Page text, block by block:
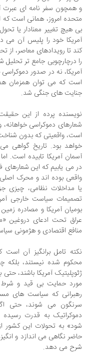
سفر نامه ای عبرت آمیز
هیچ تغییر معنادار یا تحول در
خود را پلیس آن می داند،
تا رویدادهای معاصر، از تحریم
درچارچوبی جامع تر تحلیل شود.
نه در صدور دموکراسی به
که می توان همزمان هم
های جنگی شد.
پرده از این حقیقت بر
دموکراسی خواهانه،
واقعیتی که بدون شناخت آن،
بود. تاریخ گواهی می
آمریکا تابیده است. اما اگر
می یابیم که این شعارهای
بوده اند و محرک اصلی
مداخلات نظامی، چیزی جز
سیاست خارجی آمریکا ،
آمریکا و مصادره زمین
تحت ادعای دروغین «مبارزه
اقتصادی و هژمونی سیاسی
تامل برانگیز آن است که
شده نیستند، بلکه
آمریکا باشند، حتی با
حمایت بی قید و شرط این
که سیاست های مستقل
می شوند، حتی اگر با
به قدرت رسیده
به تحولات این کشور از دوران
نگاهی می اندازد و انگیزه
می دهد.